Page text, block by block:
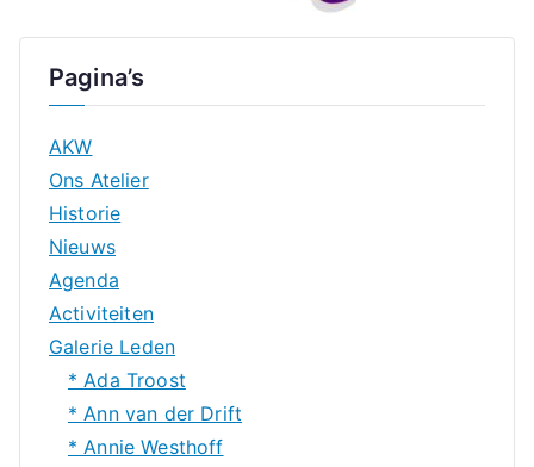
Pagina’s
AKW
Ons Atelier
Historie
Nieuws
Agenda
Activiteiten
Galerie Leden
* Ada Troost
* Ann van der Drift
* Annie Westhoff